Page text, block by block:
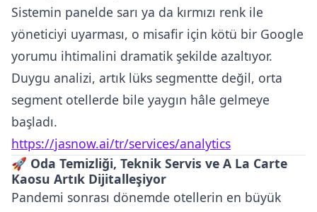
Sistemin panelde sarı ya da kırmızı renk ile
yöneticiyi uyarması, o misafir için kötü bir Google
yorumu ihtimalini dramatik şekilde azaltıyor.
Duygu analizi, artık lüks segmentte değil, orta
segment otellerde bile yaygın hâle gelmeye
başladı.
https://jasnow.ai/tr/services/analytics
🚀 Oda Temizliği, Teknik Servis ve A La Carte
Kaosu Artık Dijitalleşiyor
Pandemi sonrası dönemde otellerin en büyük